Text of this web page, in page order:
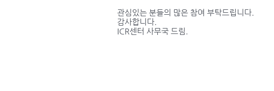
관심있는 분들의 많은 참여 부탁드립니다.
감사합니다.
ICR센터 사무국 드림.